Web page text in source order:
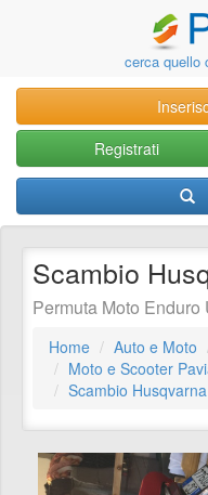
cerca quello
Registrati
Scambio
Permuta Moto
Home Auto e Moto
Moto e Scooter
Scambio